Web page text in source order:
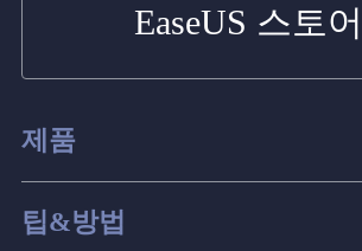
EaseUS 스토어
제품
데이터 복구
팁&방법